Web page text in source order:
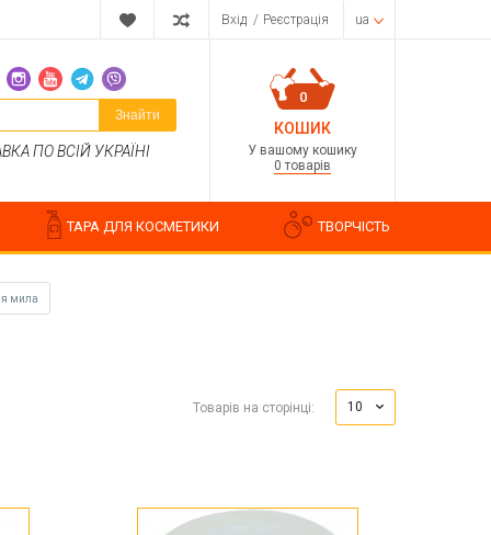
Вхід / Реєстрація ua
Знайти
ПО ВСІЙ УКРАЇНІ
0
КОШИК
У вашому кошику
0 товарів
Ароматизатори харчові
Все для аромасаше та аромадифузорів
ТАРА ДЛЯ КОСМЕТИКИ ТВОРЧІСТЬ
мила
Товарів на сторінці: 10